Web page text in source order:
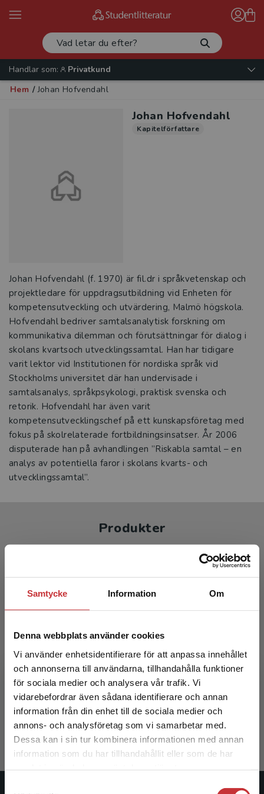
Samtycke Information Om
Denna webbplats använder cookies
Vi använder enhetsidentifierare för att anpassa innehållet
och annonserna till användarna, tillhandahålla funktioner
för sociala medier och analysera vår trafik. Vi
vidarebefordrar även sådana identifierare och annan
information från din enhet till de sociala medier och
annons- och analysföretag som vi samarbetar med.
Dessa kan i sin tur kombinera informationen med annan
information som du har tillhandahållit eller som de har
Begränsad fraktregion
Det verkar som att du besöker
studentlitteratur.se via en enhet utanför Sverige.
Vi erbjuder inte leveranser utanför Sverige. För
Handlar som:
Privatkund
Hem / Johan Hofvendahl
Johan Hofvendahl
Kapitelförfattare
Johan Hofvendahl (f. 1970) är fil.dr i språkvetenskap och
projektledare för uppdragsutbildning vid Enheten för
kompetensutveckling och utvärdering, Malmö högskola.
Hofvendahl bedriver samtalsanalytisk forskning om
kommunikativa dilemman och förutsättningar för dialog i
skolans kvartsoch utvecklingssamtal. Han har tidigare
varit lektor vid Institutionen för nordiska språk vid
Stockholms universitet där han undervisade i
samtalsanalys, språkpsykologi, praktisk svenska och
retorik. Hofvendahl har även varit
kompetensutvecklingschef på ett kunskapsföretag med
fokus på skolrelaterade fortbildningsinsatser. År 2006
disputerade han på avhandlingen ”Riskabla samtal – en
analys av potentiella faror i skolans kvarts- och
utvecklingssamtal”.
Produkter
Bedömning i och av skolan
Lundahl, C - Folke-Fichtelius, M (red.)
396 krinkl. moms
Exkl. moms: 374 kr